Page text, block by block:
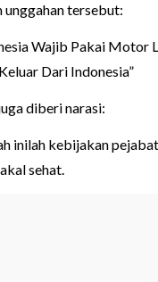
tersebut:
Wajib Pakai Motor
Dari Indonesia”
diberi narasi:
inilah kebijakan
sehat.